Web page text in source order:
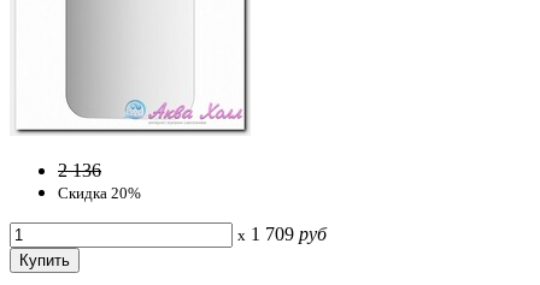
2 136
Скидка 20%
x 1 709 руб